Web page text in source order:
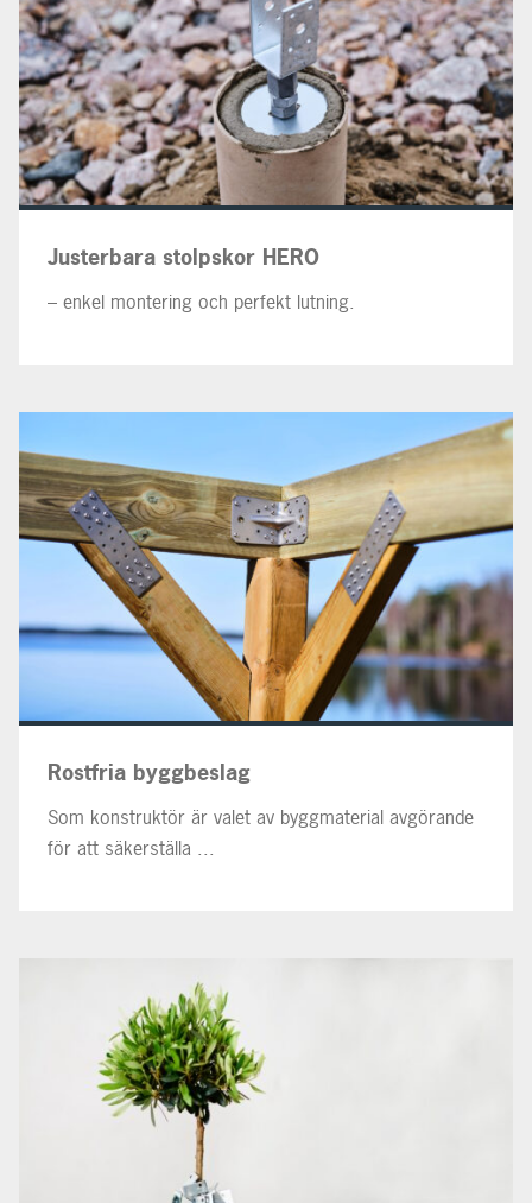
Justerbara stolpskor HERO
– enkel montering och perfekt lutning.
Rostfria byggbeslag
Som konstruktör är valet av byggmaterial avgörande
för att säkerställa ...